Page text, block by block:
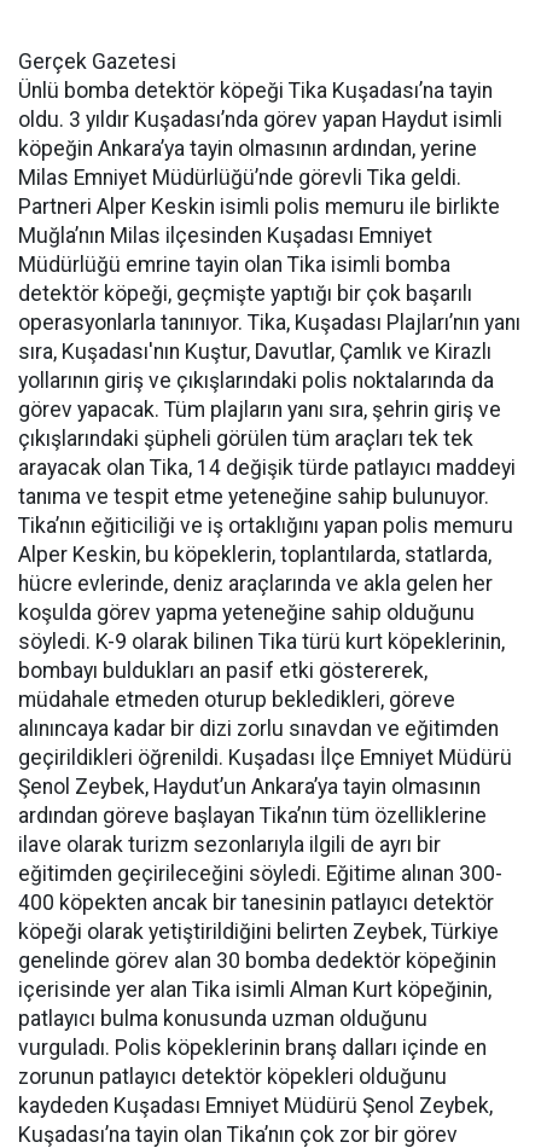
Gerçek Gazetesi
Ünlü bomba detektör köpeği Tika Kuşadası’na tayin
oldu. 3 yıldır Kuşadası’nda görev yapan Haydut isimli
köpeğin Ankara’ya tayin olmasının ardından, yerine
Milas Emniyet Müdürlüğü’nde görevli Tika geldi.
Partneri Alper Keskin isimli polis memuru ile birlikte
Muğla’nın Milas ilçesinden Kuşadası Emniyet
Müdürlüğü emrine tayin olan Tika isimli bomba
detektör köpeği, geçmişte yaptığı bir çok başarılı
operasyonlarla tanınıyor. Tika, Kuşadası Plajları’nın yanı
sıra, Kuşadası'nın Kuştur, Davutlar, Çamlık ve Kirazlı
yollarının giriş ve çıkışlarındaki polis noktalarında da
görev yapacak. Tüm plajların yanı sıra, şehrin giriş ve
çıkışlarındaki şüpheli görülen tüm araçları tek tek
arayacak olan Tika, 14 değişik türde patlayıcı maddeyi
tanıma ve tespit etme yeteneğine sahip bulunuyor.
Tika’nın eğiticiliği ve iş ortaklığını yapan polis memuru
Alper Keskin, bu köpeklerin, toplantılarda, statlarda,
hücre evlerinde, deniz araçlarında ve akla gelen her
koşulda görev yapma yeteneğine sahip olduğunu
söyledi. K-9 olarak bilinen Tika türü kurt köpeklerinin,
bombayı buldukları an pasif etki göstererek,
müdahale etmeden oturup bekledikleri, göreve
alınıncaya kadar bir dizi zorlu sınavdan ve eğitimden
geçirildikleri öğrenildi. Kuşadası İlçe Emniyet Müdürü
Şenol Zeybek, Haydut’un Ankara’ya tayin olmasının
ardından göreve başlayan Tika’nın tüm özelliklerine
ilave olarak turizm sezonlarıyla ilgili de ayrı bir
eğitimden geçirileceğini söyledi. Eğitime alınan 300-
400 köpekten ancak bir tanesinin patlayıcı detektör
köpeği olarak yetiştirildiğini belirten Zeybek, Türkiye
genelinde görev alan 30 bomba dedektör köpeğinin
içerisinde yer alan Tika isimli Alman Kurt köpeğinin,
patlayıcı bulma konusunda uzman olduğunu
vurguladı. Polis köpeklerinin branş dalları içinde en
zorunun patlayıcı detektör köpekleri olduğunu
kaydeden Kuşadası Emniyet Müdürü Şenol Zeybek,
Kuşadası’na tayin olan Tika’nın çok zor bir görev